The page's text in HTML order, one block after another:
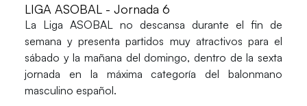
LIGA ASOBAL - Jornada 6
La Liga ASOBAL
no descansa durante el fin de
semana y presenta partidos muy atractivos para el
sábado y la mañana del domingo, dentro de la sexta
jornada en la máxima categoría del balonmano
masculino español.